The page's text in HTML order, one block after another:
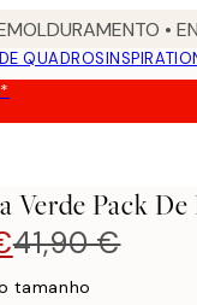
•
QUADROS
Verde Pack De
41,90 €
tamanho